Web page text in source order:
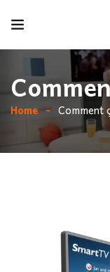
Home Comment